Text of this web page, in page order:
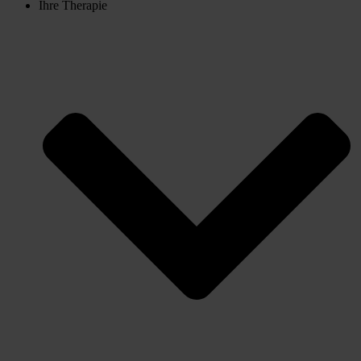
Ihre Therapie